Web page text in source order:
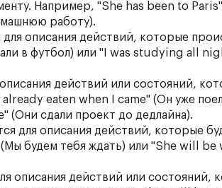
Например, "She has been to
работу).
описания действий, которые
в футбол) или "I was studying all
действий или состояний,
eaten when I came" (Он уже
сдали проект до дедлайна).
для описания действий, которые
будем тебя ждать) или "She will be
описания действий или состояний,